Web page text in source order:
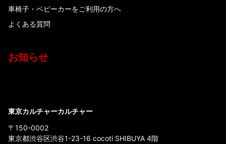
車椅子・ベビーカーをご利用の方へ
よくある質問
お知らせ
東京カルチャーカルチャー
〒150-0002
東京都渋谷区渋谷1-23-16 cocoti SHIBUYA 4階